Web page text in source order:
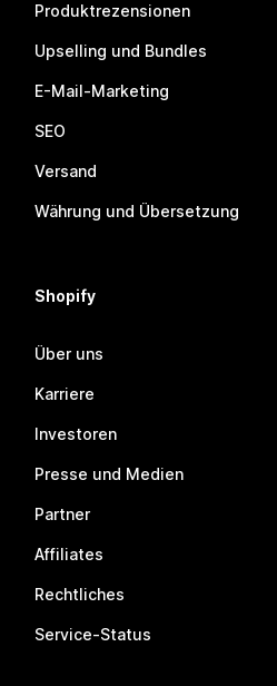
Produktrezensionen
Upselling und Bundles
E-Mail-Marketing
SEO
Versand
Währung und Übersetzung
Shopify
Über uns
Karriere
Investoren
Presse und Medien
Partner
Affiliates
Rechtliches
Service-Status